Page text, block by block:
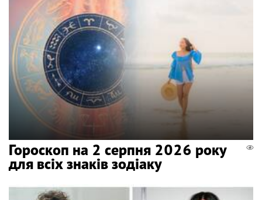
Гороскоп на 2 серпня 2026 року
для всіх знаків зодіаку